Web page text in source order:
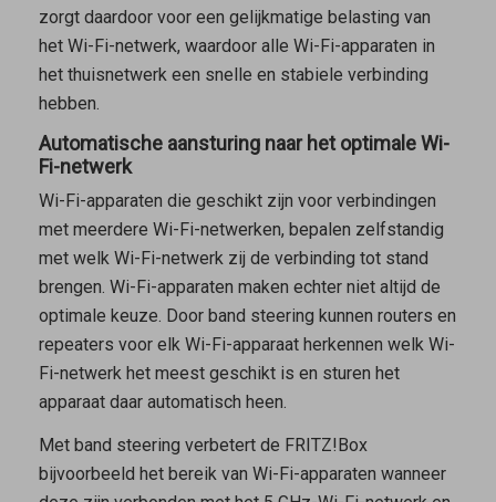
zorgt daardoor voor een gelijkmatige belasting van
het Wi-Fi-netwerk, waardoor alle Wi-Fi-apparaten in
het thuisnetwerk een snelle en stabiele verbinding
hebben.
Automatische aansturing naar het optimale Wi-
Fi-netwerk
Wi-Fi-apparaten die geschikt zijn voor verbindingen
met meerdere Wi-Fi-netwerken, bepalen zelfstandig
met welk Wi-Fi-netwerk zij de verbinding tot stand
brengen. Wi-Fi-apparaten maken echter niet altijd de
optimale keuze. Door band steering kunnen routers en
repeaters voor elk Wi-Fi-apparaat herkennen welk Wi-
Fi-netwerk het meest geschikt is en sturen het
apparaat daar automatisch heen.
Met band steering verbetert de FRITZ!Box
bijvoorbeeld het bereik van Wi-Fi-apparaten wanneer